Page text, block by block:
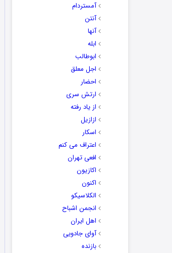
آمستردام
آنتن
آنها
ابله
ابوطالب
اجل معلق
احضار
ارتش سری
از یاد رفته
ازازیل
اسکار
اعتراف می کنم
افعی تهران
اکازیون
اکنون
الکلاسیکو
انجمن اشباح
اهل ایران
آوای جادویی
بازنده